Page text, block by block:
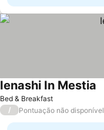
Bed & Breakfast
Ienashi In Mestia
/ Pontuação não disponível